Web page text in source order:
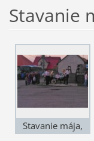
Stavanie
Stavanie mája,